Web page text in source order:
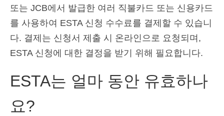
또는 JCB에서 발급한 여러 직불카드 또는 신용카드
를 사용하여 ESTA 신청 수수료를 결제할 수 있습니
다. 결제는 신청서 제출 시 온라인으로 요청되며,
ESTA 신청에 대한 결정을 받기 위해 필요합니다.
ESTA는 얼마 동안 유효하나
요?